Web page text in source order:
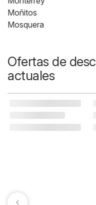
Moñitos
Mosquera
Ofertas de
actuales